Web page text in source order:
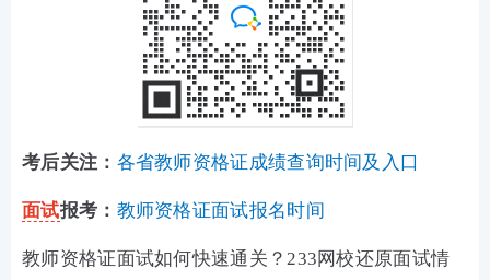
考后关注： 各省教师资格证成绩查询时间及入口
面试报考： 教师资格证面试报名时间
教师资格证面试如何快速通关？233网校还原面试情